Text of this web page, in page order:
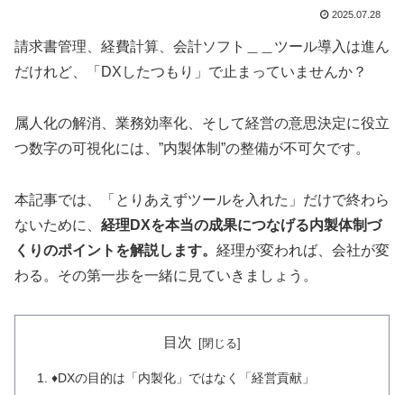
2025.07.28
請求書管理、経費計算、会計ソフト＿＿ツール導入は進ん
だけれど、「DXしたつもり」で止まっていませんか？
属人化の解消、業務効率化、そして経営の意思決定に役立
つ数字の可視化には、”内製体制”の整備が不可欠です。
本記事では、「とりあえずツールを入れた」だけで終わら
ないために、 経理DXを本当の成果につなげる内製体制づ
くりのポイントを解説します。 経理が変われば、会社が変
わる。その第一歩を一緒に見ていきましょう。
目次
♦️DXの目的は「内製化」ではなく「経営貢献」